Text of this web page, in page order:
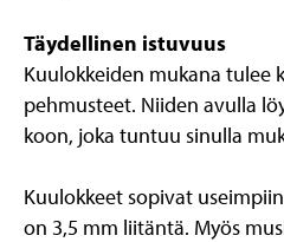
Täydellinen istuvuus
Kuulokkeiden mukana tulee
pehmusteet. Niiden avulla
koon, joka tuntuu sinulla
Kuulokkeet sopivat
on 3,5 mm liitäntä. Myös